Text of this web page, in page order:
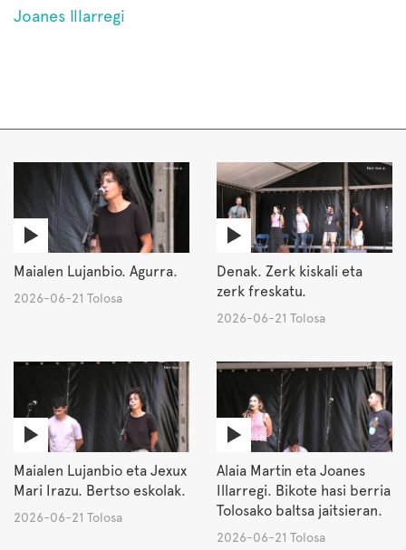
Joanes Illarregi
Maialen Lujanbio. Agurra.
2026-06-21 Tolosa
Denak. Zerk kiskali eta
zerk freskatu.
2026-06-21 Tolosa
Maialen Lujanbio eta Jexux
Mari Irazu. Bertso eskolak.
2026-06-21 Tolosa
Alaia Martin eta Joanes
Illarregi. Bikote hasi berria
Tolosako baltsa jaitsieran.
2026-06-21 Tolosa